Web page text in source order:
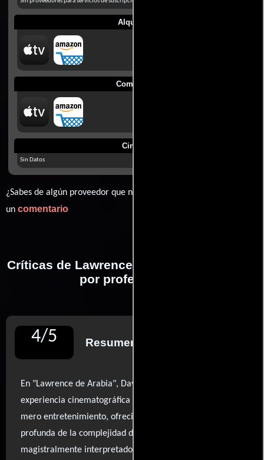
Alquilar
Comprar
Cines
Sin Datos
¿Sabes de algún proveedor que no estamos mostrando? déjanos
un comentario
Críticas de Lawrence de Arabia realizadas
por profesionales
4/5 Resumen de reseñas
En "Lawrence de Arabia", David Lean teje una
experiencia cinematográfica única que trasciende el
mero entretenimiento, ofreciendo una exploración
profunda de la complejidad del héroe T.E. Lawrence,
magistralmente interpretado por Peter O'Toole. Desde